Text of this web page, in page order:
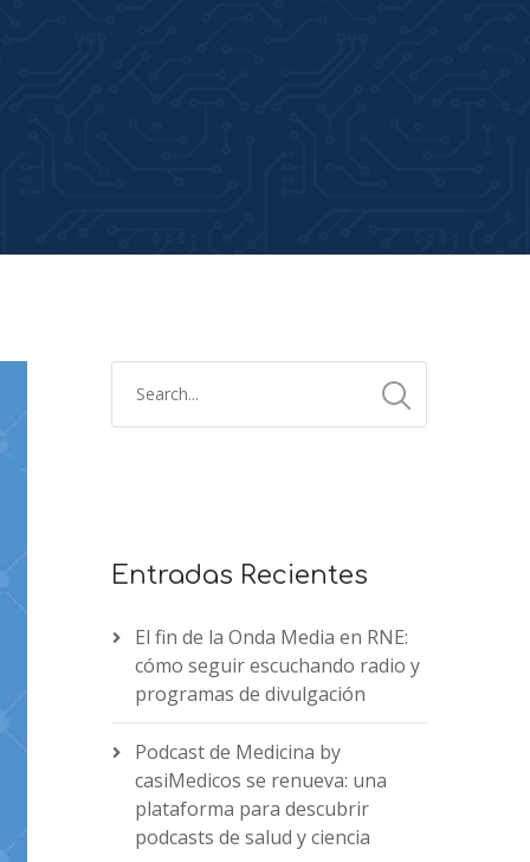
Entradas Recientes
El fin de la Onda Media en RNE:
cómo seguir escuchando radio y
programas de divulgación
Podcast de Medicina by
casiMedicos se renueva: una
plataforma para descubrir
podcasts de salud y ciencia